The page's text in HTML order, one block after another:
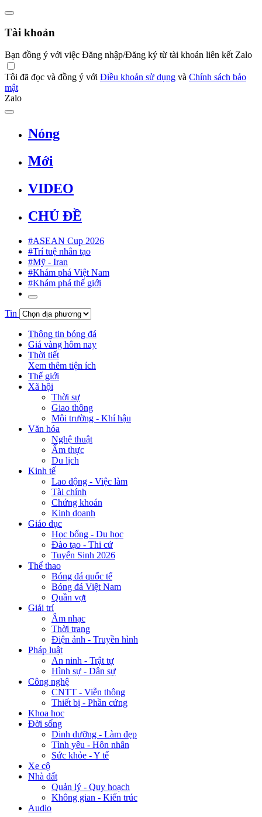
Tài khoản
Bạn đồng ý với việc Đăng nhập/Đăng ký từ tài khoản liên kết Zalo
Tôi đã đọc và đồng ý với Điều khoản sử dụng và Chính sách bảo
mật
Zalo
Nóng
Mới
VIDEO
CHỦ ĐỀ
#ASEAN Cup 2026
#Trí tuệ nhân tạo
#Mỹ - Iran
#Khám phá Việt Nam
#Khám phá thế giới
Tin
Thông tin bóng đá
Giá vàng hôm nay
Thời tiết
Xem thêm tiện ích
Thế giới
Xã hội
Thời sự
Giao thông
Môi trường - Khí hậu
Văn hóa
Nghệ thuật
Ẩm thực
Du lịch
Kinh tế
Lao động - Việc làm
Tài chính
Chứng khoán
Kinh doanh
Giáo dục
Học bổng - Du học
Đào tạo - Thi cử
Tuyển Sinh 2026
Thể thao
Bóng đá quốc tế
Bóng đá Việt Nam
Quần vợt
Giải trí
Âm nhạc
Thời trang
Điện ảnh - Truyền hình
Pháp luật
An ninh - Trật tự
Hình sự - Dân sự
Công nghệ
CNTT - Viễn thông
Thiết bị - Phần cứng
Khoa học
Đời sống
Dinh dưỡng - Làm đẹp
Tình yêu - Hôn nhân
Sức khỏe - Y tế
Xe cộ
Nhà đất
Quản lý - Quy hoạch
Không gian - Kiến trúc
Audio